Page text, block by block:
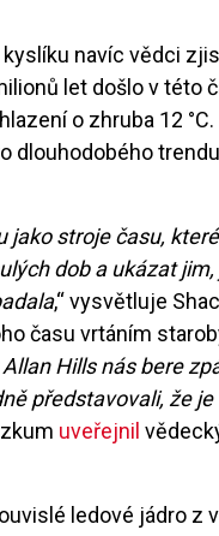
navíc vědci
let došlo v této
o zhruba 12
dlouhodobého
jako stroje času,
dob a ukázat
,“ vysvětluje
času vrtáním
Hills nás bere
představovali, že je
uveřejnil
ledové jádro z